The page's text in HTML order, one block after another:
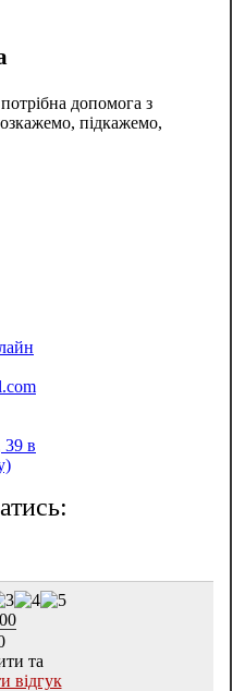
допомога з
підкажемо,
39 в
та
відгук